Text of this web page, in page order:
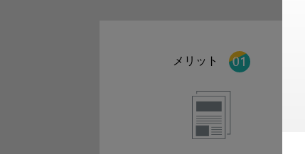
メリット